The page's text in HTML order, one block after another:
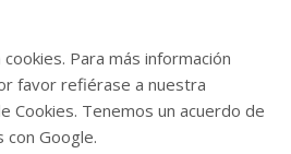
Para más información
favor refiérase a nuestra
Cookies. Tenemos un acuerdo de
Google.